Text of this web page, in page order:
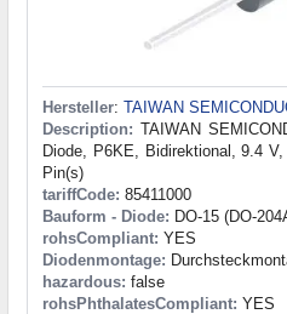
Hersteller: TAIWAN
Description: TAIWAN
Diode, P6KE, Bidirektional, 9.4
Pin(s)
tariffCode: 85411000
Bauform - Diode: DO-15 (DO-
rohsCompliant: YES
Diodenmontage:
hazardous: false
rohsPhthalatesCompliant: YES